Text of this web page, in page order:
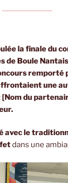
la finale du
de Boule
remporté
une
du
avec le
dans une